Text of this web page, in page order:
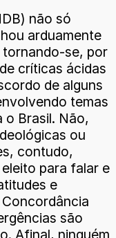
não só
arduamente
tornando-se, por
críticas ácidas
de alguns
temas
Brasil. Não,
ou
contudo,
para falar e
e
são
Afinal, ninguém